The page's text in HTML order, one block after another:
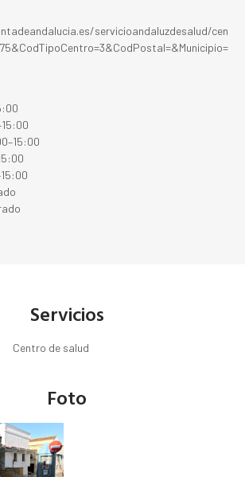
servicioandaluzdesalud/
Servicios
Centro de salud
Foto